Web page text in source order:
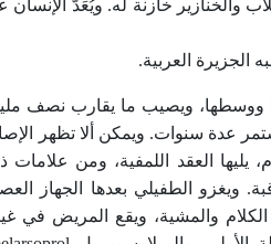
والخنازير خازنة له. ويُعَدّ الإنسان
الجزيرة العربية.
في غربي إفريقيا ووسطها، ويصيب ما
ويستمر عدة سنوات. ويمكن ألا تظهر
العقد اللمفية، ومن
الطفيلي بعدها الجهاز
والمشية، ويقع المريض في